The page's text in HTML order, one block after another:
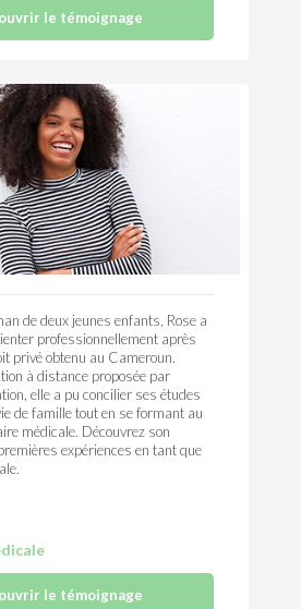
le témoignage
de deux jeunes enfants, Rose a
professionnellement après
privé obtenu au Cameroun.
à distance proposée par
elle a pu concilier ses études
de famille tout en se formant au
médicale. Découvrez son
expériences en tant que
le témoignage